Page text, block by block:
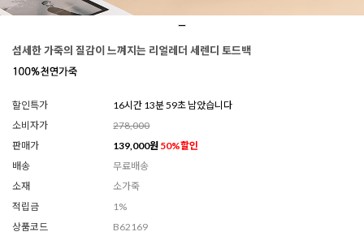
섬세한 가죽의 질감이 느껴지는 리얼레더 세렌디 토드백
할인특가
16시간 13분 56초 남았습니다
소비자가
278,000
판매가
139,000원 50%할인
배송
무료배송
소재
소가죽
적립금
1%
상품코드
B62169